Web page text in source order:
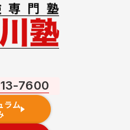
7600
ラム